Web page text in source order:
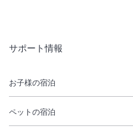
サポート情報
お子様の宿泊
ペットの宿泊